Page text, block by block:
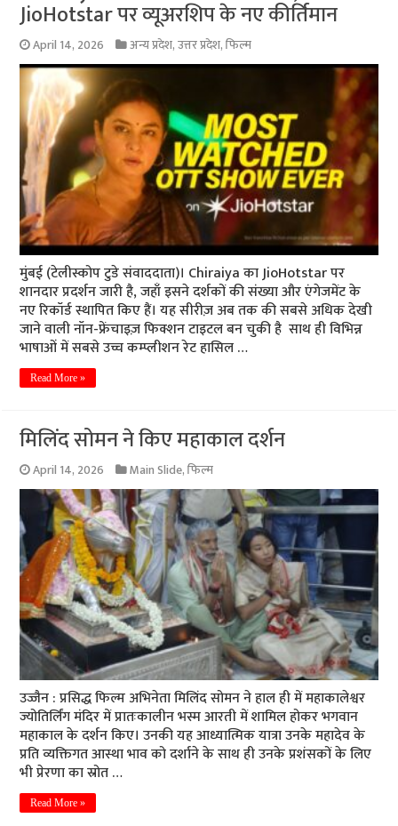
JioHotstar पर व्यूअरशिप के नए कीर्तिमान
April 14, 2026 अन्य प्रदेश,उत्तर प्रदेश,फिल्म
मुंबई (टेलीस्कोप टुडे संवाददाता)। Chiraiya का JioHotstar पर
शानदार प्रदर्शन जारी है, जहाँ इसने दर्शकों की संख्या और एंगेजमेंट के
नए रिकॉर्ड स्थापित किए हैं। यह सीरीज़ अब तक की सबसे अधिक देखी
जाने वाली नॉन-फ्रेंचाइज़ फिक्शन टाइटल बन चुकी है साथ ही विभिन्न
भाषाओं में सबसे उच्च कम्प्लीशन रेट हासिल …
Read More »
मिलिंद सोमन ने किए महाकाल दर्शन
April 14, 2026 Main Slide,फिल्म
उज्जैन : प्रसिद्ध फिल्म अभिनेता मिलिंद सोमन ने हाल ही में महाकालेश्वर
ज्योतिर्लिंग मंदिर में प्रातःकालीन भस्म आरती में शामिल होकर भगवान
महाकाल के दर्शन किए। उनकी यह आध्यात्मिक यात्रा उनके महादेव के
प्रति व्यक्तिगत आस्था भाव को दर्शाने के साथ ही उनके प्रशंसकों के लिए
भी प्रेरणा का स्रोत …
Read More »